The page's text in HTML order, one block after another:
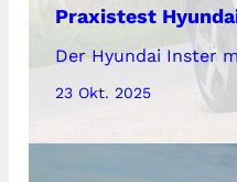
Praxistest
Der Hyundai Inster
23 Okt. 2025